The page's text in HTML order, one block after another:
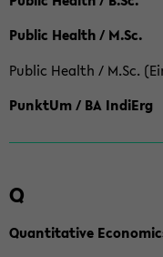
Public Health / M.Sc.
Public Health / M.Sc.
PunktUm / BA IndiErg
Q
Quantitative